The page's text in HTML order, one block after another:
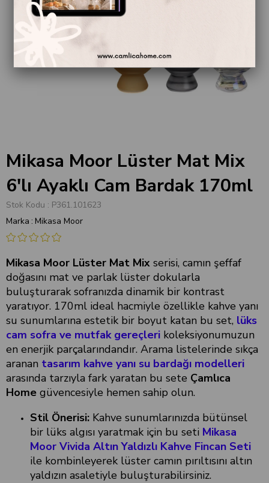
Mikasa Moor Lüster Mat Mix
6'lı Ayaklı Cam Bardak 170ml
Stok Kodu
P361.101623
Marka : Mikasa Moor
Mikasa Moor Lüster Mat Mix serisi, camın şeffaf
doğasını mat ve parlak lüster dokularla
buluşturarak sofranızda dinamik bir kontrast
yaratıyor. 170ml ideal hacmiyle özellikle kahve yanı
su sunumlarına estetik bir boyut katan bu set, lüks
cam sofra ve mutfak gereçleri koleksiyonumuzun
en enerjik parçalarındandır. Arama listelerinde sıkça
aranan tasarım kahve yanı su bardağı modelleri
arasında tarzıyla fark yaratan bu sete Çamlıca
Home güvencesiyle hemen sahip olun.
Stil Önerisi: Kahve sunumlarınızda bütünsel
bir lüks algısı yaratmak için bu seti Mikasa
Moor Vivida Altın Yaldızlı Kahve Fincan Seti
ile kombinleyerek lüster camın pırıltısını altın
yaldızın asaletiyle buluşturabilirsiniz.